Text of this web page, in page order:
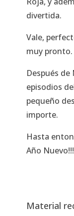
divertida.
Vale,
muy pronto.
Después de
episodios
pequeño
importe.
Hasta
Año Nuevo!!!
Material